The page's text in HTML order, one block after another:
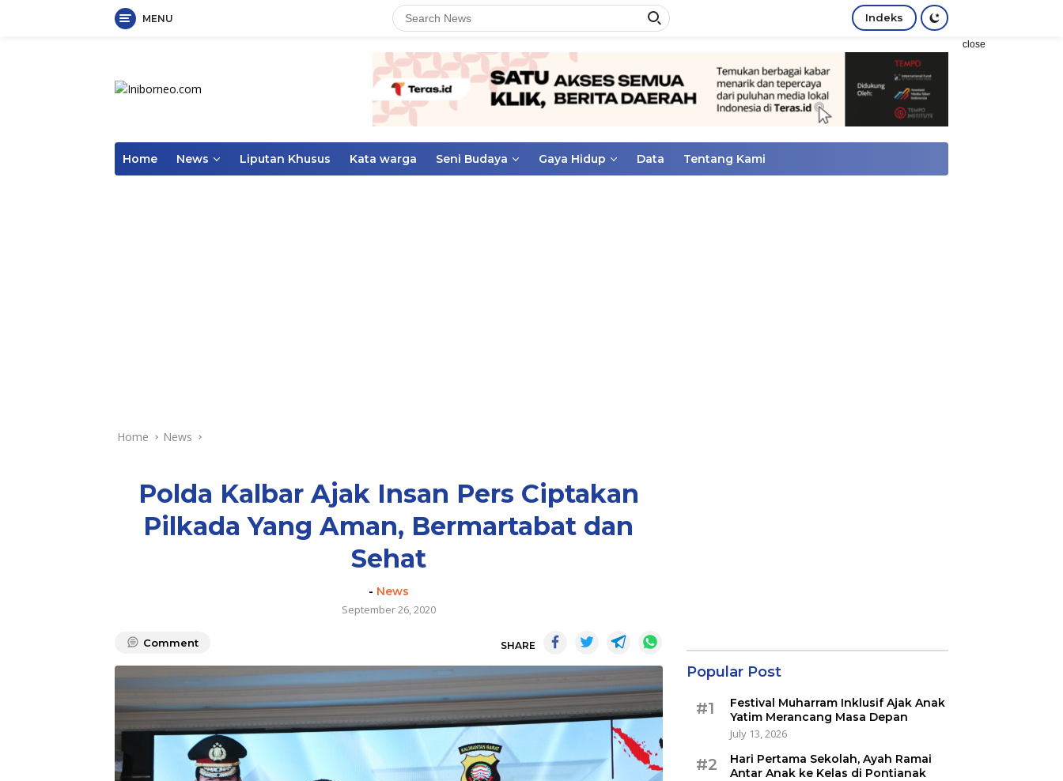
MENU Indeks
close
Home News Liputan Khusus Kata warga Seni Budaya Gaya Hidup Data Tentang Kami
Home News
Polda Kalbar Ajak Insan Pers Ciptakan
Pilkada Yang Aman, Bermartabat dan
Sehat
- News
September 26, 2020
Comment SHARE
Popular Post
#1
Festival Muharram Inklusif Ajak Anak
Yatim Merancang Masa Depan
July 13, 2026
#2
Hari Pertama Sekolah, Ayah Ramai
Antar Anak ke Kelas di Pontianak